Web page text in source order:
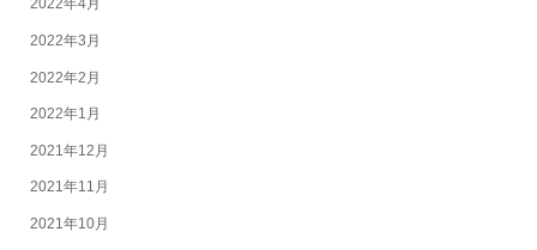
2022年4月
2022年3月
2022年2月
2022年1月
2021年12月
2021年11月
2021年10月